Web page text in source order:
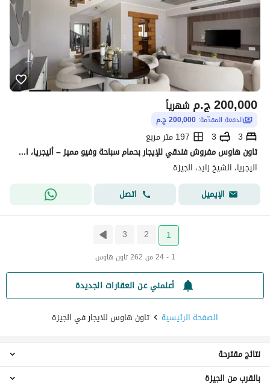
ج.م200,000 شهرياً
الدفعة المقدّمة: 200,000 ج.م
3
3
197 متر مربع
تاون هاوس مفروش فندقي للإيجار بحمام سباحة وفيو مميز – أليجريا، الشيخ زايد
اليجريا، الشيخ زايد، الجيزة
الإيميل
اتصل
1
2
3
1 - 24 من 262 تاون هاوس
أعلمني عن العقارات الجديدة
الصفحة الرئيسية
تاون هاوس للايجار في الجيزة
تاون هاوس 2 غرفة نوم للايجار في الجيزة
نتائج مقترحة
بالقرب من الجيزة